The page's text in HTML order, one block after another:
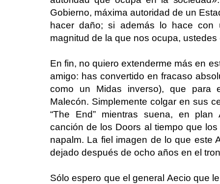
Gobierno, máxima autoridad de un
hacer daño; si además lo hace
magnitud de la que nos ocupa, ustedes
En fin, no quiero extenderme más en
amigo: has convertido en fracaso
como un Midas inverso), que para
Malecón. Simplemente colgar en sus
“The End” mientras suena, en plan
canción de los Doors al tiempo que
napalm. La fiel imagen de lo que este
dejado después de ocho años en el
Sólo espero que el general Aecio que